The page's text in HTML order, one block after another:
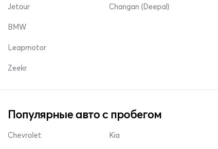
Jetour Changan (Deepal)
BMW
Leapmotor
Zeekr
Популярные авто с пробегом
Chevrolet Kia